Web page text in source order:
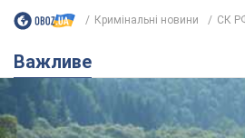
Кримінальні новини СК
Важливе